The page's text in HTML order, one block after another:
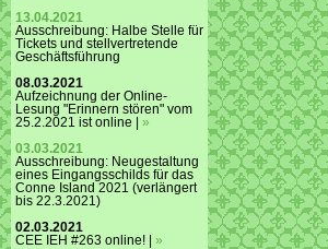
13.04.2021
Ausschreibung: Halbe Stelle für
Tickets und stellvertretende
Geschäftsführung
08.03.2021
Aufzeichnung der Online-
Lesung "Erinnern stören" vom
25.2.2021 ist online | »
03.03.2021
Ausschreibung: Neugestaltung
eines Eingangsschilds für das
Conne Island 2021 (verlängert
bis 22.3.2021)
02.03.2021
CEE IEH #263 online! | »